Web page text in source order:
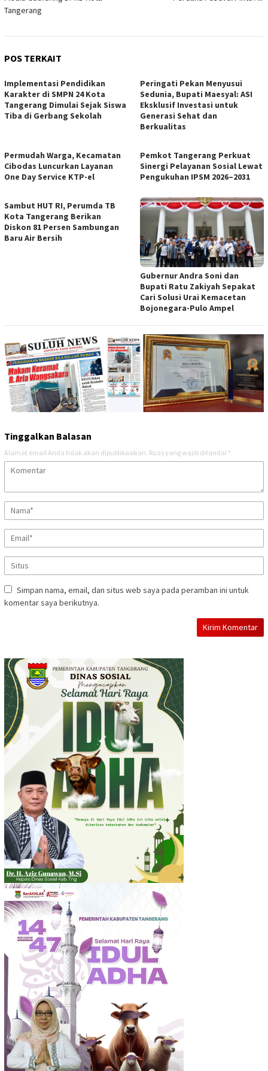
Tangerang
POS TERKAIT
Implementasi Pendidikan
Karakter di SMPN 24 Kota
Tangerang Dimulai Sejak Siswa
Tiba di Gerbang Sekolah
Peringati Pekan Menyusui
Sedunia, Bupati Maesyal: ASI
Eksklusif Investasi untuk
Generasi Sehat dan
Berkualitas
Permudah Warga, Kecamatan
Cibodas Luncurkan Layanan
One Day Service KTP-el
Pemkot Tangerang Perkuat
Sinergi Pelayanan Sosial Lewat
Pengukuhan IPSM 2026–2031
Sambut HUT RI, Perumda TB
Kota Tangerang Berikan
Diskon 81 Persen Sambungan
Baru Air Bersih
Gubernur Andra Soni dan
Bupati Ratu Zakiyah Sepakat
Cari Solusi Urai Kemacetan
Bojonegara-Pulo Ampel
Tinggalkan Balasan
Alamat email Anda tidak akan dipublikasikan. Ruas yang wajib ditandai *
Simpan nama, email, dan situs web saya pada peramban ini untuk
komentar saya berikutnya.